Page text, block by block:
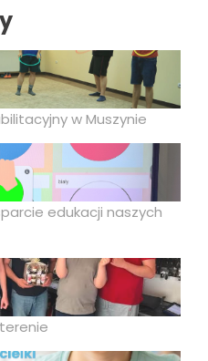
w Muszynie
edukacji naszych